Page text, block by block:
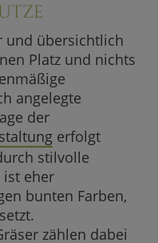
und übersichtlich
Platz und nichts
angelegte
der
erfolgt
stilvolle
ist eher
bunten Farben,
zählen dabei